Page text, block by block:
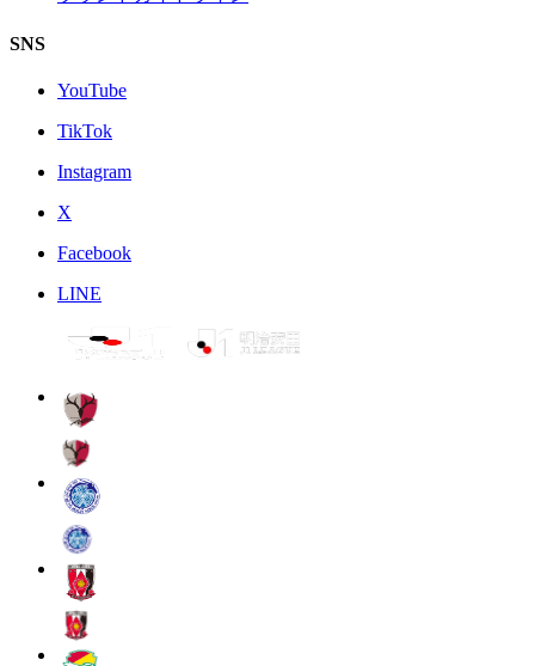
SNS
YouTube
TikTok
Instagram
X
Facebook
LINE